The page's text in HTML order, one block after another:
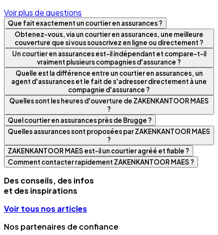
Voir plus de questions
Que fait exactement un courtier en assurances ?
Obtenez-vous, via un courtier en assurances, une meilleure
couverture que si vous souscrivez en ligne ou directement ?
Un courtier en assurances est-il indépendant et compare-t-il
vraiment plusieurs compagnies d'assurance ?
Quelle est la différence entre un courtier en assurances, un
agent d'assurances et le fait de s'adresser directement à une
compagnie d'assurance ?
Quelles sont les heures d'ouverture de ZAKENKANTOOR MAES
?
Quel courtier en assurances près de Brugge ?
Quelles assurances sont proposées par ZAKENKANTOOR MAES
?
ZAKENKANTOOR MAES est-il un courtier agréé et fiable ?
Comment contacter rapidement ZAKENKANTOOR MAES ?
Des conseils, des infos
et des inspirations
Voir tous nos articles
Nos partenaires de confiance